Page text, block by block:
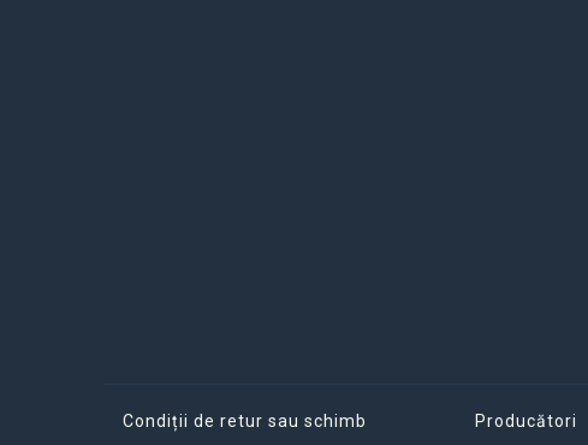
Condiții de retur sau schimb
Producători